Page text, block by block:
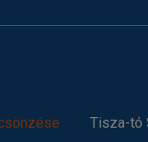
Tisza-tó